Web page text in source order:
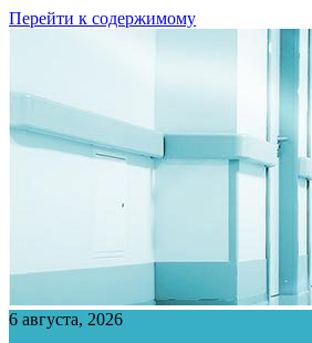
Перейти к содержимому
6 августа, 2026